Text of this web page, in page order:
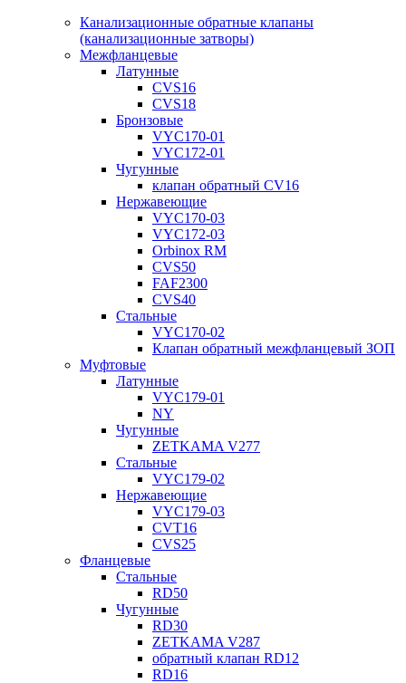
Канализационные обратные клапаны
(канализационные затворы)
Межфланцевые
Латунные
CVS16
CVS18
Бронзовые
VYC170-01
VYC172-01
Чугунные
клапан обратный CV16
Нержавеющие
VYC170-03
VYC172-03
Orbinox RM
CVS50
FAF2300
CVS40
Стальные
VYC170-02
Клапан обратный межфланцевый ЗОП
Муфтовые
Латунные
VYC179-01
NY
Чугунные
ZETKAMA V277
Стальные
VYC179-02
Нержавеющие
VYC179-03
CVT16
CVS25
Фланцевые
Стальные
RD50
Чугунные
RD30
ZETKAMA V287
обратный клапан RD12
RD16